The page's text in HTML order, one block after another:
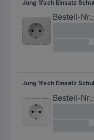
Bestell-Nr.:
Bestell-Nr.: